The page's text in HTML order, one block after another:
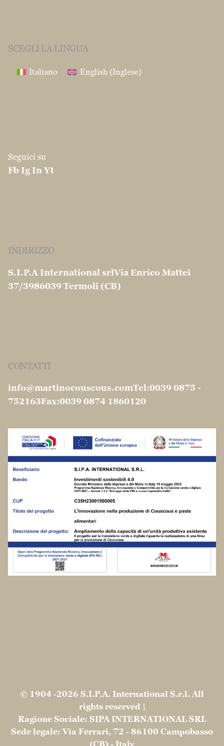
SCEGLI LA LINGUA
Italiano English(Inglese)
Seguici su
FbIgInYt
INDIRIZZO
S.I.P.A International srlVia Enrico Mattei
37/3986039 Termoli (CB)
CONTATTI
info@martinocouscous.comTel:0039 0875 -
752163Fax:0039 0874 1860120
© 1904 -2026 S.I.P.A. International S.r.l. All
rights reserved |
Ragione Sociale: SIPA INTERNATIONAL SRL
Sede legale: Via Ferrari, 72 - 86100 Campobasso